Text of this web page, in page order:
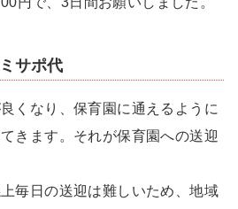
サポ代
くなり、保育園に通えるように
きます。それが保育園への送迎
毎日の送迎は難しいため、地域